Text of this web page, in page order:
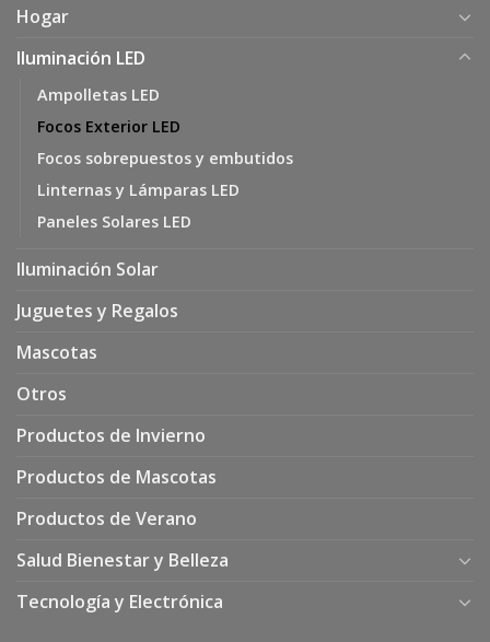
Hogar
Iluminación LED
Ampolletas LED
Focos Exterior LED
Focos sobrepuestos y embutidos
Linternas y Lámparas LED
Paneles Solares LED
Iluminación Solar
Juguetes y Regalos
Mascotas
Otros
Productos de Invierno
Productos de Mascotas
Productos de Verano
Salud Bienestar y Belleza
Tecnología y Electrónica